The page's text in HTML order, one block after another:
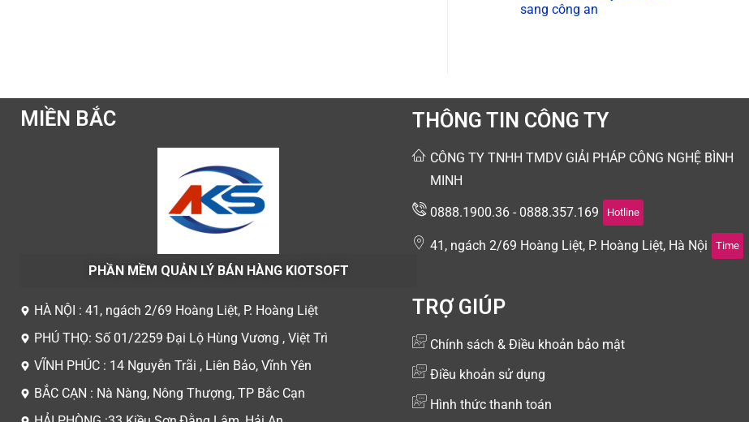
sang công an
MIỀN BẮC
PHẦN MỀM QUẢN LÝ BÁN HÀNG KIOTSOFT
HÀ NỘI : 41, ngách 2/69 Hoàng Liệt, P. Hoàng Liệt
PHÚ THỌ: Số 01/2259 Đại Lộ Hùng Vương , Việt Trì
VĨNH PHÚC : 14 Nguyễn Trãi , Liên Bảo, Vĩnh Yên
BẮC CẠN : Nà Nàng, Nông Thượng, TP Bắc Cạn
THÔNG TIN CÔNG TY
CÔNG TY TNHH TMDV GIẢI PHÁP CÔNG NGHỆ BÌNH
MINH
0888.1900.36 - 0888.357.169 Hotline
41, ngách 2/69 Hoàng Liệt, P. Hoàng Liệt, Hà Nội Time
TRỢ GIÚP
Chính sách & Điều khoản bảo mật
Điều khoản sử dụng
Hình thức thanh toán